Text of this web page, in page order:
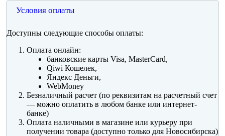
Условия оплаты
Доступны следующие способы оплаты:
Оплата онлайн:
банковские карты Visa, MasterCard,
Qiwi Кошелек,
Яндекс Деньги,
WebMoney
Безналичный расчет (по реквизитам на расчетный счет
— можно оплатить в любом банке или интернет-
банке)
Оплата наличными в магазине или курьеру при
получении товара (доступно только для Новосибирска)